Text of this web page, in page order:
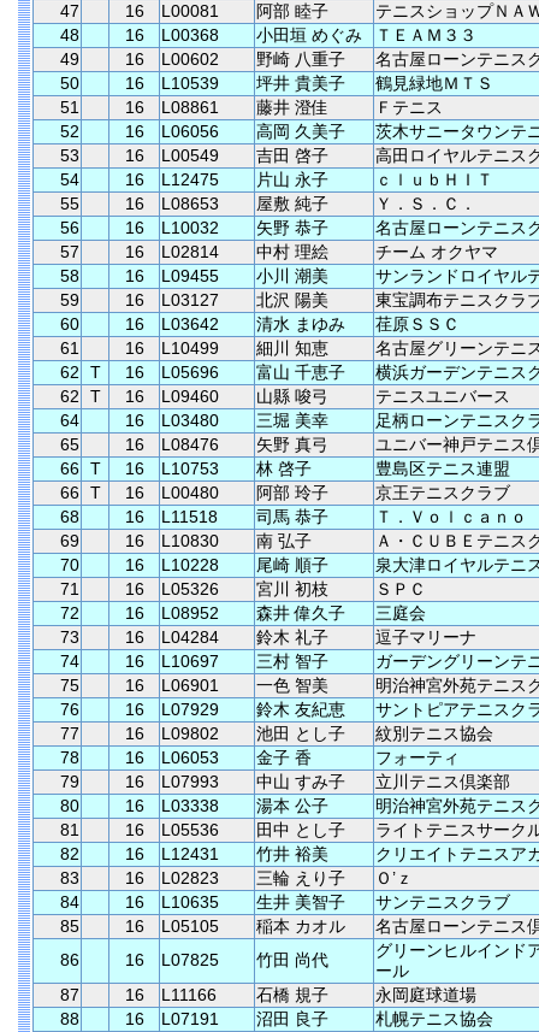
47
16 L00081 阿部 睦子
テニスショップＮＡ
48
16 L00368 小田垣 めぐみ
ＴＥＡＭ３３
49
16 L00602 野崎 八重子
名古屋ローンテニス
50
16 L10539 坪井 貴美子
鶴見緑地ＭＴＳ
51
16 L08861 藤井 澄佳
Ｆテニス
52
16 L06056 高岡 久美子
茨木サニータウンテ
53
16 L00549 吉田 啓子
高田ロイヤルテニス
54
16 L12475 片山 永子
ｃｌｕｂＨＩＴ
55
16 L08653 屋敷 純子
Ｙ．Ｓ．Ｃ．
56
16 L10032 矢野 恭子
名古屋ローンテニス
57
16 L02814 中村 理絵
チーム オクヤマ
58
16 L09455 小川 潮美
サンランドロイヤル
59
16 L03127 北沢 陽美
東宝調布テニスクラ
60
16 L03642 清水 まゆみ
荏原ＳＳＣ
61
16 L10499 細川 知恵
名古屋グリーンテニ
62
T 16 L05696 富山 千恵子
横浜ガーデンテニス
62
T 16 L09460 山縣 唆弓
テニスユニバース
64
16 L03480 三堀 美幸
足柄ローンテニスク
65
16 L08476 矢野 真弓
ユニバー神戸テニス
66 T 16 L10753 林 啓子
豊島区テニス連盟
66 T 16 L00480 阿部 玲子
京王テニスクラブ
68
16 L11518 司馬 恭子
Ｔ．Ｖｏｌｃａｎｏ
69
16 L10830 南 弘子
Ａ・ＣＵＢＥテニス
70
16 L10228 尾崎 順子
泉大津ロイヤルテニ
71
16 L05326 宮川 初枝
ＳＰＣ
72
16 L08952 森井 偉久子
三庭会
73
16 L04284 鈴木 礼子
逗子マリーナ
74
16 L10697 三村 智子
ガーデングリーンテ
75
16 L06901 一色 智美
明治神宮外苑テニス
76
16 L07929 鈴木 友紀恵
サントピアテニスク
77
16 L09802 池田 とし子
紋別テニス協会
78
16 L06053 金子 香
フォーティ
79
16 L07993 中山 すみ子
立川テニス倶楽部
80
16 L03338 湯本 公子
明治神宮外苑テニス
81
16 L05536 田中 とし子
ライトテニスサーク
82
16 L12431 竹井 裕美
クリエイトテニスア
83
16 L02823 三輪 えり子
Ｏ’ｚ
84
16 L10635 生井 美智子
サンテニスクラブ
85
16 L05105 稲本 カオル
名古屋ローンテニス
86
16 L07825 竹田 尚代
グリーンヒルインド
ール
87
16 L11166 石橋 規子
永岡庭球道場
88
16 L07191 沼田 良子
札幌テニス協会